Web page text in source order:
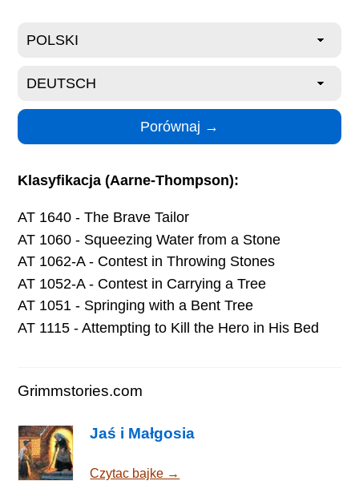
Klasyfikacja (Aarne-Thompson):
AT 1640 - The Brave Tailor
AT 1060 - Squeezing Water from a Stone
AT 1062-A - Contest in Throwing Stones
AT 1052-A - Contest in Carrying a Tree
AT 1051 - Springing with a Bent Tree
AT 1115 - Attempting to Kill the Hero in His Bed
Grimmstories.com
Jaś i Małgosia
Czytac bajke →